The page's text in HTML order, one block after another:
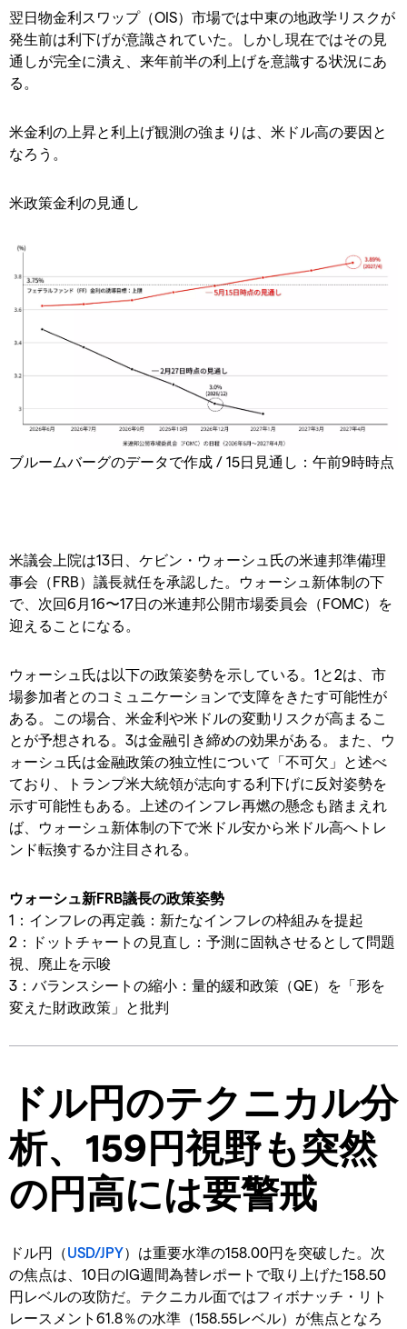
翌日物金利スワップ（OIS）市場では中東の地政学リスクが
発生前は利下げが意識されていた。しかし現在ではその見
通しが完全に潰え、来年前半の利上げを意識する状況にあ
る。
米金利の上昇と利上げ観測の強まりは、米ドル高の要因と
なろう。
米政策金利の見通し
ブルームバーグのデータで作成 / 15日見通し：午前9時時点
米議会上院は13日、ケビン・ウォーシュ氏の米連邦準備理
事会（FRB）議長就任を承認した。ウォーシュ新体制の下
で、次回6月16〜17日の米連邦公開市場委員会（FOMC）を
迎えることになる。
ウォーシュ氏は以下の政策姿勢を示している。1と2は、市
場参加者とのコミュニケーションで支障をきたす可能性が
ある。この場合、米金利や米ドルの変動リスクが高まるこ
とが予想される。3は金融引き締めの効果がある。また、ウ
ォーシュ氏は金融政策の独立性について「不可欠」と述べ
ており、トランプ米大統領が志向する利下げに反対姿勢を
示す可能性もある。上述のインフレ再燃の懸念も踏まえれ
ば、ウォーシュ新体制の下で米ドル安から米ドル高へトレ
ンド転換するか注目される。
ウォーシュ新FRB議長の政策姿勢
1：インフレの再定義：新たなインフレの枠組みを提起
2：ドットチャートの見直し：予測に固執させるとして問題
視、廃止を示唆
3：バランスシートの縮小：量的緩和政策（QE）を「形を
変えた財政政策」と批判
ドル円のテクニカル分
析、159円視野も突然
の円高には要警戒
ドル円（USD/JPY）は重要水準の158.00円を突破した。次
の焦点は、10日のIG週間為替レポートで取り上げた158.50
円レベルの攻防だ。テクニカル面ではフィボナッチ・リト
レースメント61.8％の水準（158.55レベル）が焦点となろ